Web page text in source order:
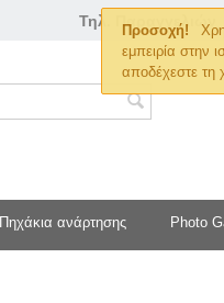
Προσοχή!
εμπειρία στην
αποδέχεστε τη
Τηλ. Παραγγελιών
Πηχάκια ανάρτησης Photo